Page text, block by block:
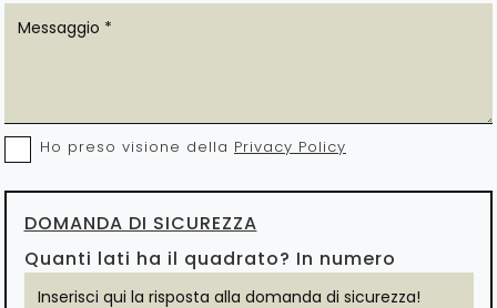
Ho preso visione della Privacy Policy
DOMANDA DI SICUREZZA
Quanti lati ha il quadrato? In numero